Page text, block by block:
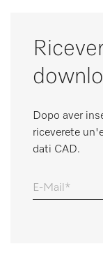
PRIVATI
Dopo aver
riceverete
dati CAD.
E-Mail